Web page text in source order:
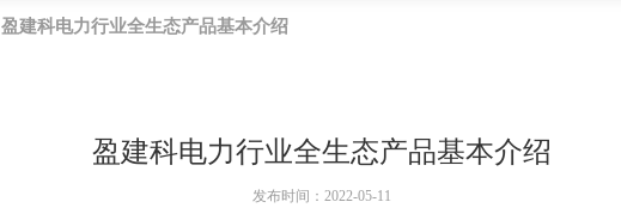
盈建科电力行业全生态产品基本介绍
盈建科电力行业全生态产品基本介绍
发布时间：2022-05-11